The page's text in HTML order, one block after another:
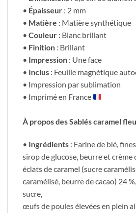
• Épaisseur : 2 mm
• Matière : Matière synthétique
• Couleur : Blanc brillant
• Finition : Brillant
• Impression : Une face
• Inclus : Feuille magnétique
• Impression par sublimation
• Imprimé en France
À propos des Sablés caramel
• Ingrédients : Farine de blé,
sirop de glucose, beurre et crème
éclats de caramel (sucre
caramélisé, beurre de cacao) 24
sucre,
œufs de poules élevées en plein